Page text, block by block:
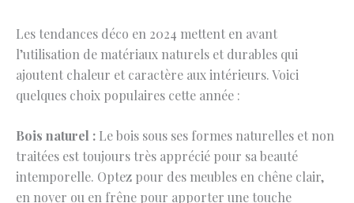
Les tendances déco en 2024 mettent en avant
l’utilisation de matériaux naturels et durables qui
ajoutent chaleur et caractère aux intérieurs. Voici
quelques choix populaires cette année :
Bois naturel : Le bois sous ses formes naturelles et non
traitées est toujours très apprécié pour sa beauté
intemporelle. Optez pour des meubles en chêne clair,
en noyer ou en frêne pour apporter une touche